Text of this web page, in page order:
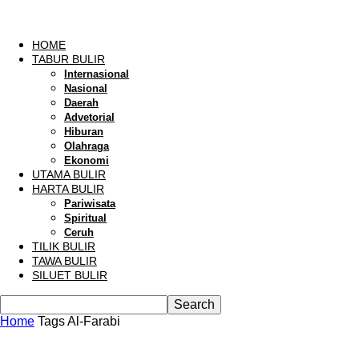
HOME
TABUR BULIR
Internasional
Nasional
Daerah
Advetorial
Hiburan
Olahraga
Ekonomi
UTAMA BULIR
HARTA BULIR
Pariwisata
Spiritual
Ceruh
TILIK BULIR
TAWA BULIR
SILUET BULIR
Home TagsAl-Farabi